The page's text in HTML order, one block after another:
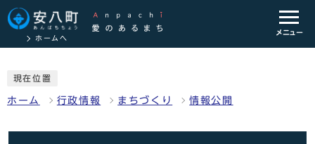
ホームへ
メニュー
現在位置
ホーム 行政情報 まちづくり 情報公開